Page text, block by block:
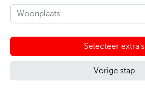
Selecteer extra's
Vorige stap